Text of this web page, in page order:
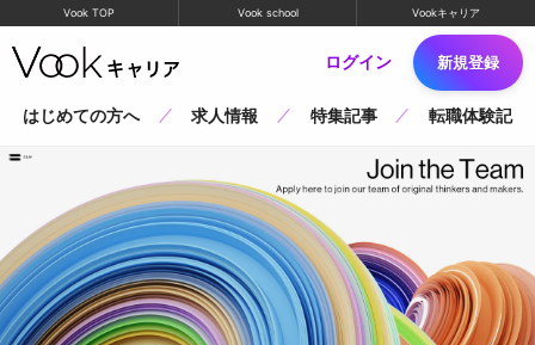
Vook TOP Vook school Vookキャリア
ログイン 新規登録
はじめての方へ 求人情報 特集記事 転職体験記